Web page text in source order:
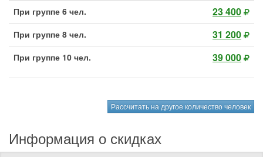
При группе 6 чел. 23 400
При группе 8 чел. 31 200
При группе 10 чел. 39 000
Рассчитать на другое количество человек
Информация о скидках